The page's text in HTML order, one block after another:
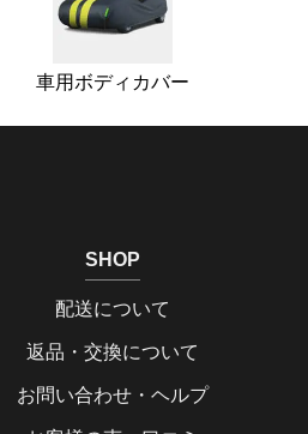
車用ボディカバー
SHOP
配送について
返品・交換について
お問い合わせ・ヘルプ